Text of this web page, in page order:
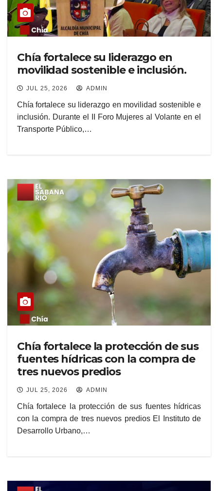
Chía fortalece su liderazgo en
movilidad sostenible e inclusión.
JUL 25, 2026 ADMIN
Chía fortalece su liderazgo en movilidad sostenible e
inclusión. Durante el II Foro Mujeres al Volante en el
Transporte Público,…
Chía fortalece la protección de sus
fuentes hídricas con la compra de
tres nuevos predios
JUL 25, 2026 ADMIN
Chía fortalece la protección de sus fuentes hídricas
con la compra de tres nuevos predios El Instituto de
Desarrollo Urbano,…